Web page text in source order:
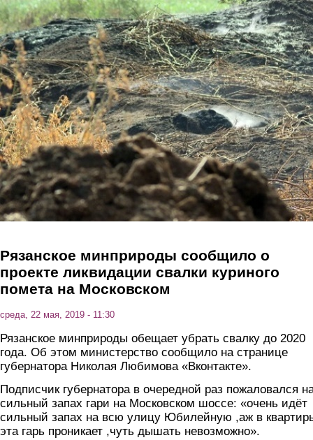
Перейти к основному содержанию
Рязанское минприроды сообщило о
проекте ликвидации свалки куриного
помета на Московском
среда, 22 мая, 2019 - 11:30
Рязанское минприроды обещает убрать свалку до 2020
года. Об этом министерство сообщило на странице
губернатора Николая Любимова «Вконтакте».
Подписчик губернатора в очередной раз пожаловался
сильный запах гари на Московском шоссе: «очень идёт
сильный запах на всю улицу Юбилейную ,аж в
эта гарь проникает ,чуть дышать невозможно».